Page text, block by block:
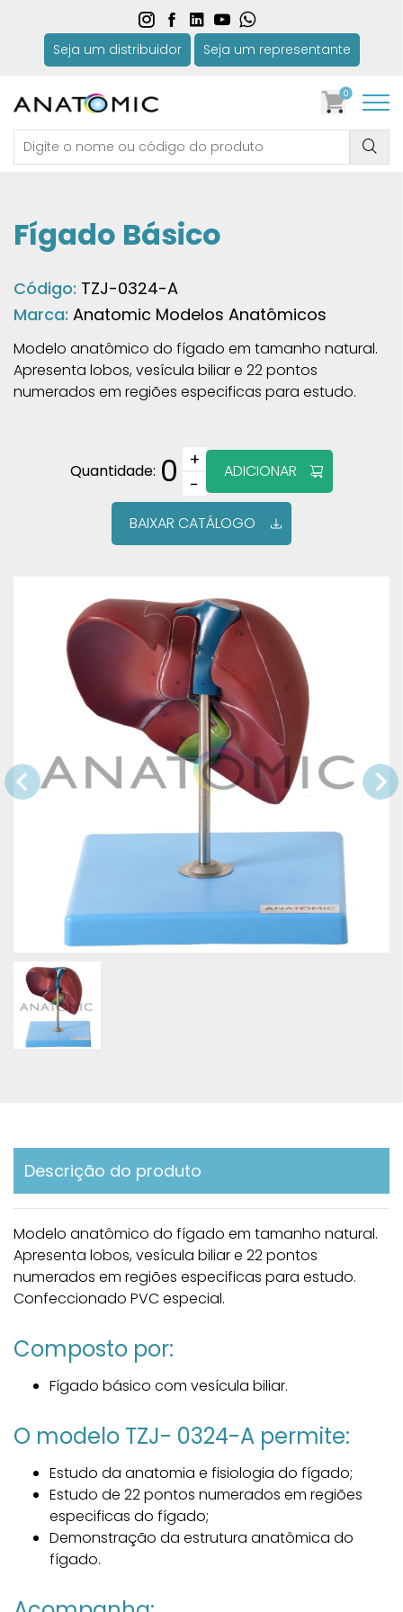
Seja um distribuidor Seja um representante
0
Fígado Básico
Código: TZJ-0324-A
Marca: Anatomic Modelos Anatômicos
Modelo anatômico do fígado em tamanho natural.
Apresenta lobos, vesícula biliar e 22 pontos
numerados em regiões especificas para estudo.
Quantidade: 0
+
−
ADICIONAR
BAIXAR CATÁLOGO
Descrição do produto
Modelo anatômico do fígado em tamanho natural.
Apresenta lobos, vesícula biliar e 22 pontos
numerados em regiões especificas para estudo.
Confeccionado PVC especial.
Composto por:
Fígado básico com vesícula biliar.
O modelo TZJ- 0324-A permite:
Estudo da anatomia e fisiologia do fígado;
Estudo de 22 pontos numerados em regiões
especificas do fígado;
Demonstração da estrutura anatômica do
fígado.